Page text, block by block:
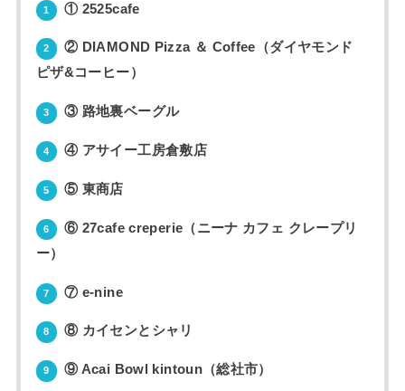
1 ① 2525cafe
2
② DIAMOND Pizza ＆ Coffee（ダイヤモンド
ピザ&コーヒー）
3 ③ 路地裏ベーグル
4 ④ アサイー工房倉敷店
5 ⑤ 東商店
6
⑥ 27cafe creperie（ニーナ カフェ クレープリ
ー）
7 ⑦ e-nine
8 ⑧ カイセンとシャリ
9 ⑨ Acai Bowl kintoun（総社市）